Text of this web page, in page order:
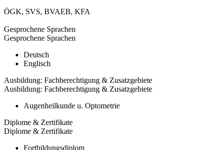
ÖGK, SVS, BVAEB, KFA
Gesprochene Sprachen
Gesprochene Sprachen
Deutsch
Englisch
Ausbildung: Fachberechtigung & Zusatzgebiete
Ausbildung: Fachberechtigung & Zusatzgebiete
Augenheilkunde u. Optometrie
Diplome & Zertifikate
Diplome & Zertifikate
Fortbildungsdiplom